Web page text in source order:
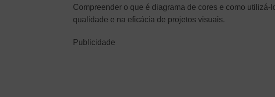
Compreender o que é diagrama de cores e como
qualidade e na eficácia de projetos visuais.
Publicidade